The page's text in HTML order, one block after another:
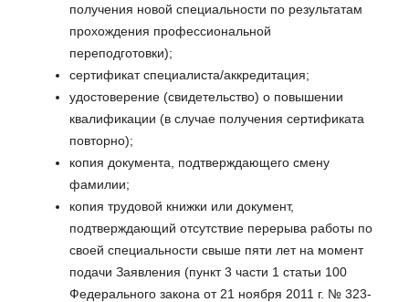
получения новой специальности по результатам
прохождения профессиональной
переподготовки);
сертификат специалиста/аккредитация;
удостоверение (свидетельство) о повышении
квалификации (в случае получения сертификата
повторно);
копия документа, подтверждающего смену
фамилии;
копия трудовой книжки или документ,
подтверждающий отсутствие перерыва работы по
своей специальности свыше пяти лет на момент
подачи Заявления (пункт 3 части 1 статьи 100
Федерального закона от 21 ноября 2011 г. № 323-